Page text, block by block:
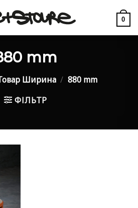
0
mm
Ширина / 880 mm
ФІЛЬТР